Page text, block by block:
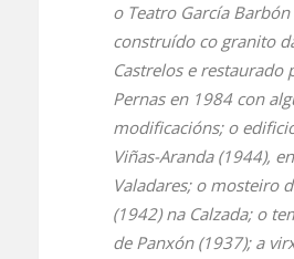
o Teatro García Barbón
construído co granito
Castrelos e restaurado
Pernas en 1984 con
modificacións; o
Viñas-Aranda (1944),
Valadares; o mosteiro
(1942) na Calzada; o
de Panxón (1937); a